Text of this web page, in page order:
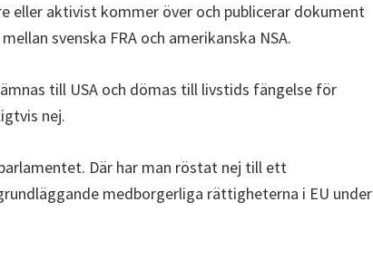
eller aktivist kommer över och publicerar dokument
svenska FRA och amerikanska NSA.
till USA och dömas till livstids fängelse för
nej.
Där har man röstat nej till ett
medborgerliga rättigheterna i EU under